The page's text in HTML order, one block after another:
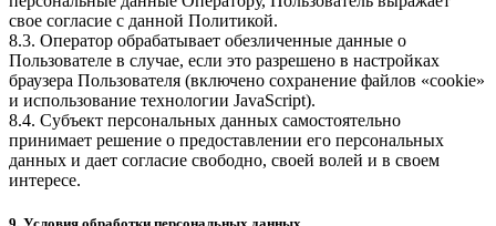
свое согласие с данной Политикой.
8.3. Оператор обрабатывает обезличенные данные о
Пользователе в случае, если это разрешено в настройках
браузера Пользователя (включено сохранение файлов «cookie»
и использование технологии JavaScript).
8.4. Субъект персональных данных самостоятельно
принимает решение о предоставлении его персональных
данных и дает согласие свободно, своей волей и в своем
интересе.